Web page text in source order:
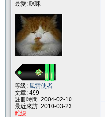
最愛: 咪咪
等級: 風雲使者
文章: 499
註冊時間: 2004-02-10
最近來訪: 2010-03-23
離線